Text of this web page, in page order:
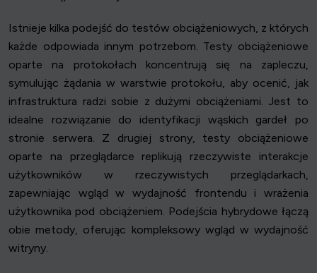
Istnieje kilka podejść do testów obciążeniowych, z których
każde odpowiada innym potrzebom. Testy obciążeniowe
oparte na protokołach koncentrują się na zapleczu,
symulując żądania w warstwie protokołu, aby ocenić, jak
infrastruktura radzi sobie z dużymi obciążeniami. Jest to
idealne rozwiązanie do identyfikacji wąskich gardeł po
stronie serwera. Z drugiej strony, testy obciążeniowe
oparte na przeglądarce replikują rzeczywiste interakcje
użytkowników w rzeczywistych przeglądarkach,
zapewniając wgląd w wydajność frontendu i wrażenia
użytkownika pod obciążeniem. Podejścia hybrydowe łączą
obie metody, oferując kompleksowy wgląd w wydajność
witryny.